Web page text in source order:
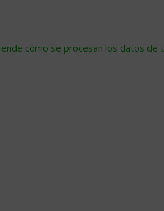
cómo se procesan los datos de